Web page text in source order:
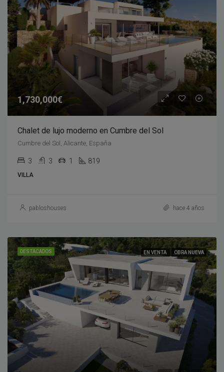
1,730,000€
Chalet de lujo moderno en Cumbre del Sol
Cumbre del Sol, Alicante, España
3 3 1 819
VILLA
pabloshouses hace 4 años
DESTACADOS EN VENTA OBRA NUEVA